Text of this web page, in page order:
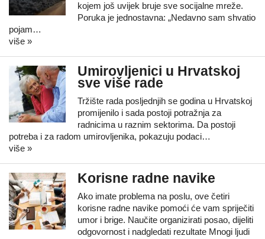
kojem još uvijek bruje sve socijalne mreže.
Poruka je jednostavna: „Nedavno sam shvatio
pojam…
više »
Umirovljenici u Hrvatskoj
sve više rade
Tržište rada posljednjih se godina u Hrvatskoj
promijenilo i sada postoji potražnja za
radnicima u raznim sektorima. Da postoji
potreba i za radom umirovljenika, pokazuju podaci…
više »
Korisne radne navike
Ako imate problema na poslu, ove četiri
korisne radne navike pomoći će vam spriječiti
umor i brige. Naučite organizirati posao, dijeliti
odgovornost i nadgledati rezultate Mnogi ljudi